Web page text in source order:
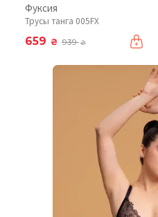
Фуксия
Трусы танга 005FX
659 ₴ 939₴